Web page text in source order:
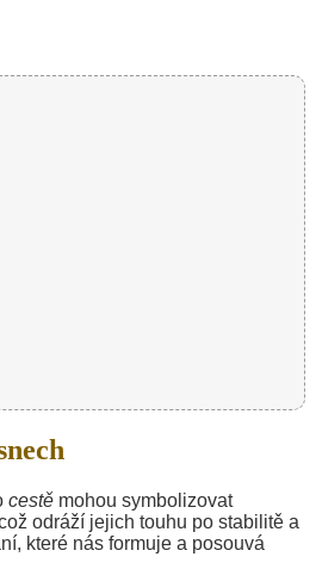
cestě mohou symbolizovat
odráží jejich touhu po stabilitě a
které nás formuje a posouvá